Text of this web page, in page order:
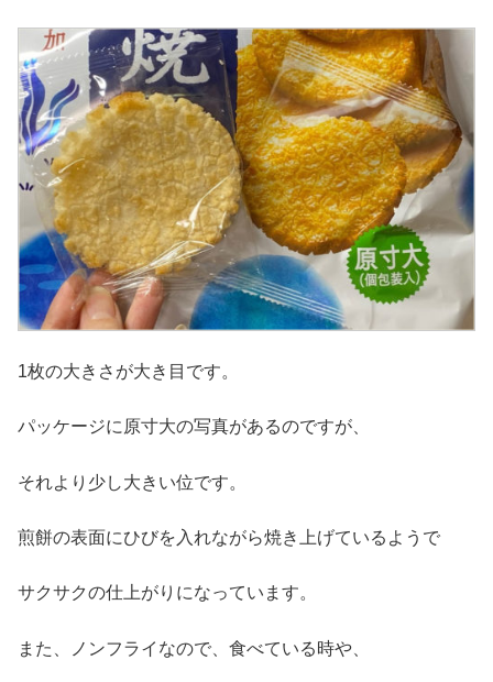
1枚の大きさが大き目です。
パッケージに原寸大の写真があるのですが、
それより少し大きい位です。
煎餅の表面にひびを入れながら焼き上げているようで
サクサクの仕上がりになっています。
また、ノンフライなので、食べている時や、